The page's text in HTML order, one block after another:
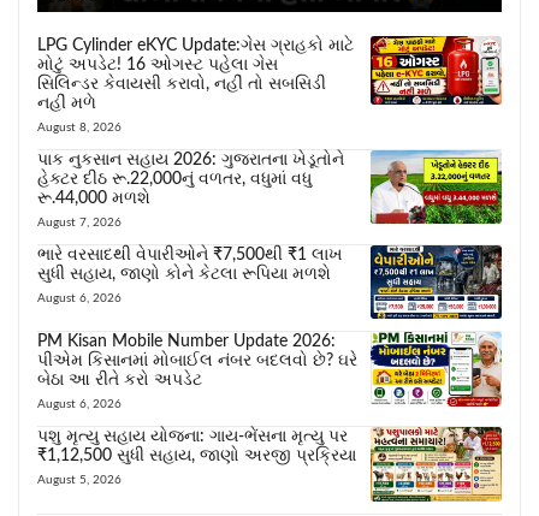
LPG Cylinder eKYC Update:ગેસ ગ્રાહકો માટે
મોટું અપડેટ! 16 ઓગસ્ટ પહેલા ગેસ
સિલિન્ડર કેવાયસી કરાવો, નહીં તો સબસિડી
નહીં મળે
August 8, 2026
પાક નુકસાન સહાય 2026: ગુજરાતના ખેડૂતોને
હેક્ટર દીઠ રૂ.22,000નું વળતર, વધુમાં વધુ
રૂ.44,000 મળશે
August 7, 2026
ભારે વરસાદથી વેપારીઓને ₹7,500થી ₹1 લાખ
સુધી સહાય, જાણો કોને કેટલા રૂપિયા મળશે
August 6, 2026
PM Kisan Mobile Number Update 2026:
પીએમ કિસાનમાં મોબાઈલ નંબર બદલવો છે? ઘરે
બેઠા આ રીતે કરો અપડેટ
August 6, 2026
પશુ મૃત્યુ સહાય યોજના: ગાય-ભેંસના મૃત્યુ પર
₹1,12,500 સુધી સહાય, જાણો અરજી પ્રક્રિયા
August 5, 2026